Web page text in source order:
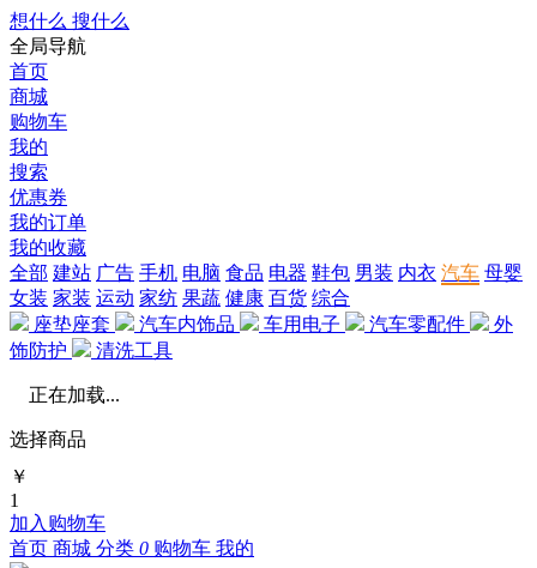
想什么 搜什么
全局导航
首页
商城
购物车
我的
搜索
优惠券
我的订单
我的收藏
全部 建站 广告 手机 电脑 食品 电器 鞋包 男装 内衣 汽车 母婴
女装 家装 运动 家纺 果蔬 健康 百货 综合
座垫座套
汽车内饰品 车用电子 汽车零配件
外
饰防护
清洗工具
正在加载...
选择商品
￥
1
加入购物车
首页 商城 分类 0 购物车 我的